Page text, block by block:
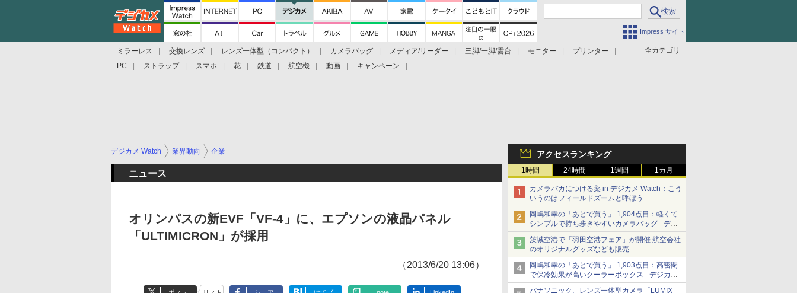
Impress サイト
全カテゴリ
ミラーレス 交換レンズ レンズ一体型（コンパクト） カメラバッグ メディア/リーダー 三脚/一脚/雲台 モニター
プリンター
PC
ストラップ スマホ 花 鉄道 航空機 動画 キャンペーン
アクセスランキング
1時間 24時間 1週間 1カ月
カメラバカにつける薬 in デジカメ Watch：こう
いうのはフィールドズームと呼ぼう
岡嶋和幸の「あとで買う」 1,904点目：軽くて
シンプルで持ち歩きやすいカメラバッグ - デジ
カメ Watch
茨城空港で「羽田空港フェア」が開催 航空会社
のオリジナルグッズなども販売
岡嶋和幸の「あとで買う」 1,903点目：高密閉
で保冷効果が高いクーラーボックス - デジカメ
Watch
パナソニック、レンズ一体型カメラ「LUMIX
デジカメ Watch 業界動向 企業
ニュース
オリンパスの新EVF「VF-4」に、エプソンの液晶パネル
「ULTIMICRON」が採用
（2013/6/20 13:06）